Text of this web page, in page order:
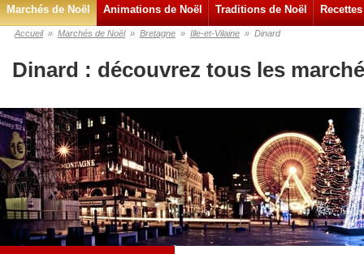
Marchés de Noël Animations de Noël Traditions de Noël
Accueil » Marchés de Noël » Bretagne » Ille-et-Vilaine » Dinard
Dinard : découvrez tous les